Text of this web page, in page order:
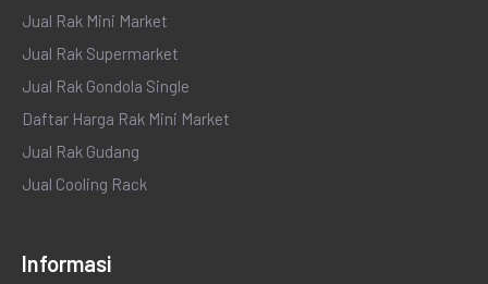
Jual Rak Mini Market
Jual Rak Supermarket
Jual Rak Gondola Single
Daftar Harga Rak Mini Market
Jual Rak Gudang
Jual Cooling Rack
Informasi